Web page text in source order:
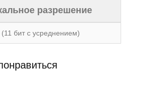
разрешение
(11 бит с усреднением)